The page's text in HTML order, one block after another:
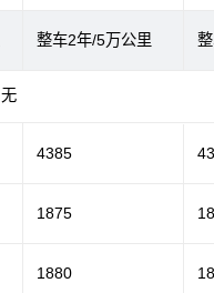
无
整车2年/5万公里
4385
1875
1880